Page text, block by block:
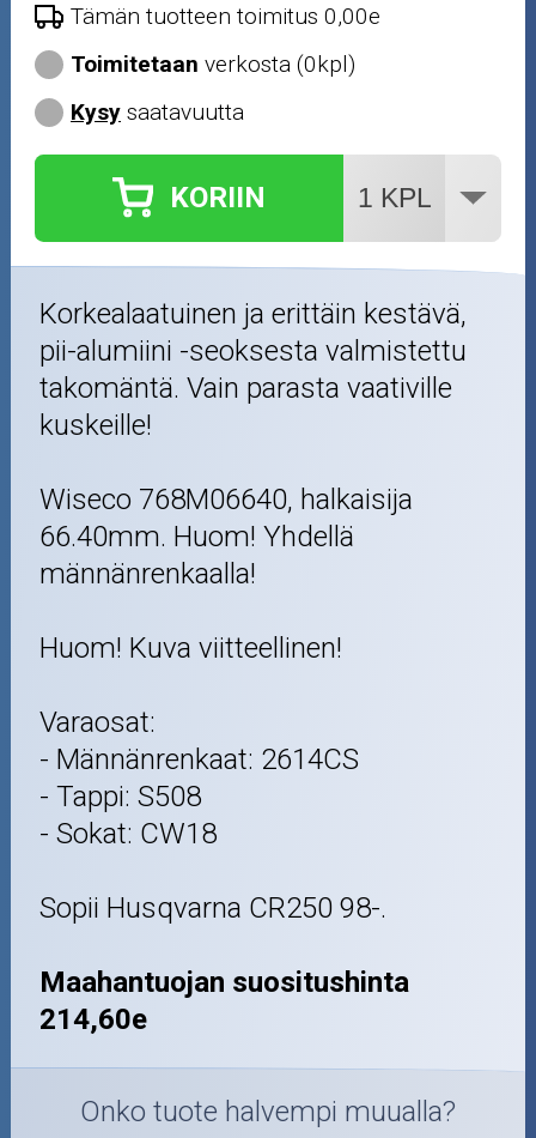
Tämän tuotteen toimitus 0,00e
Toimitetaan verkosta (0kpl)
Kysy saatavuutta
KORIIN
Korkealaatuinen ja erittäin kestävä,
pii-alumiini -seoksesta valmistettu
takomäntä. Vain parasta vaativille
kuskeille!
Wiseco 768M06640, halkaisija
66.40mm. Huom! Yhdellä
männänrenkaalla!
Huom! Kuva viitteellinen!
Varaosat:
- Männänrenkaat: 2614CS
- Tappi: S508
- Sokat: CW18
Sopii Husqvarna CR250 98-.
Maahantuojan suositushinta
214,60e
Onko tuote halvempi muualla?